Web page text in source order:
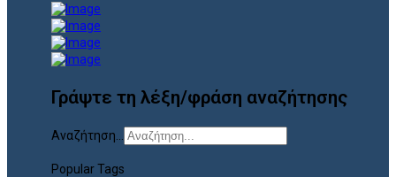
Γράψτε τη λέξη/φράση αναζήτησης
Αναζήτηση...
Popular Tags